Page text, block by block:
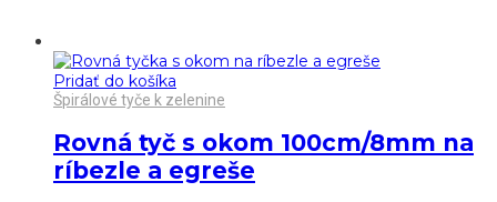
Pridať do košíka
Špirálové tyče k zelenine
Rovná tyč s okom 100cm/8mm na
ríbezle a egreše